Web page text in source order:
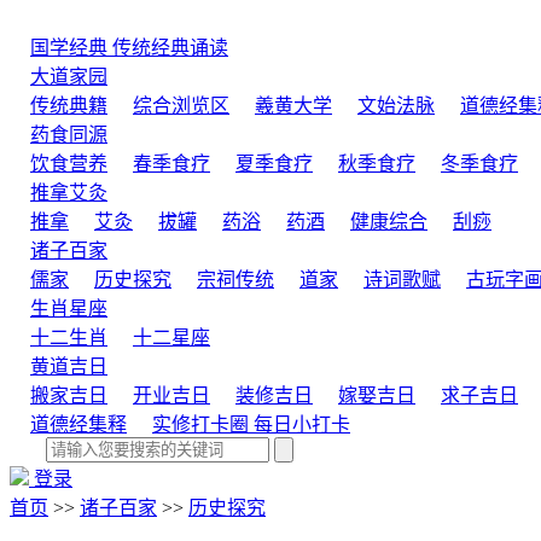
国学经典 传统经典诵读
大道家园
传统典籍
综合浏览区 羲黄大学 文始法脉
道德经集
药食同源
饮食营养
春季食疗 夏季食疗 秋季食疗 冬季食疗
推拿艾灸
推拿
艾灸 拔罐 药浴 药酒 健康综合
刮痧
诸子百家
儒家
历史探究 宗祠传统 道家 诗词歌赋 古玩字画
生肖星座
十二生肖
十二星座
黄道吉日
搬家吉日
开业吉日 装修吉日 嫁娶吉日
求子吉日
道德经集释
实修打卡圈 每日小打卡
登录
首页 >> 诸子百家 >> 历史探究